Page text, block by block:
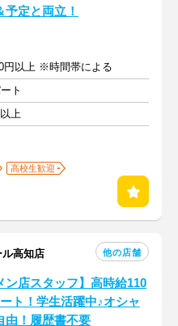
予定と両立！
円以上 ※時間帯による
ト
上
高校生歓迎
高知店 他の店舗
ン店スタッフ】高時給110
ト！学生活躍中♪オシャ
由！履歴書不要